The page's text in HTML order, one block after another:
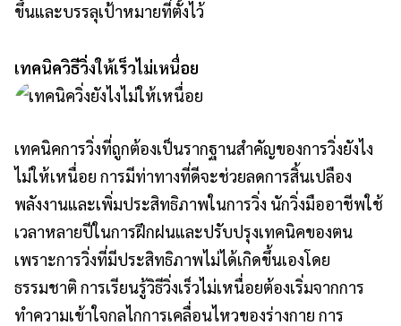
ขึ้นและบรรลุเป้าหมายที่ตั้งไว้
เทคนิควิธีวิ่งให้เร็วไม่เหนื่อย
เทคนิคการวิ่งที่ถูกต้องเป็นรากฐานสำคัญของการวิ่งยังไง
ไม่ให้เหนื่อย การมีท่าทางที่ดีจะช่วยลดการสิ้นเปลือง
พลังงานและเพิ่มประสิทธิภาพในการวิ่ง นักวิ่งมืออาชีพใช้
เวลาหลายปีในการฝึกฝนและปรับปรุงเทคนิคของตน
เพราะการวิ่งที่มีประสิทธิภาพไม่ได้เกิดขึ้นเองโดย
ธรรมชาติ การเรียนรู้วิธีวิ่งเร็วไม่เหนื่อยต้องเริ่มจากการ
ทำความเข้าใจกลไกการเคลื่อนไหวของร่างกาย การ